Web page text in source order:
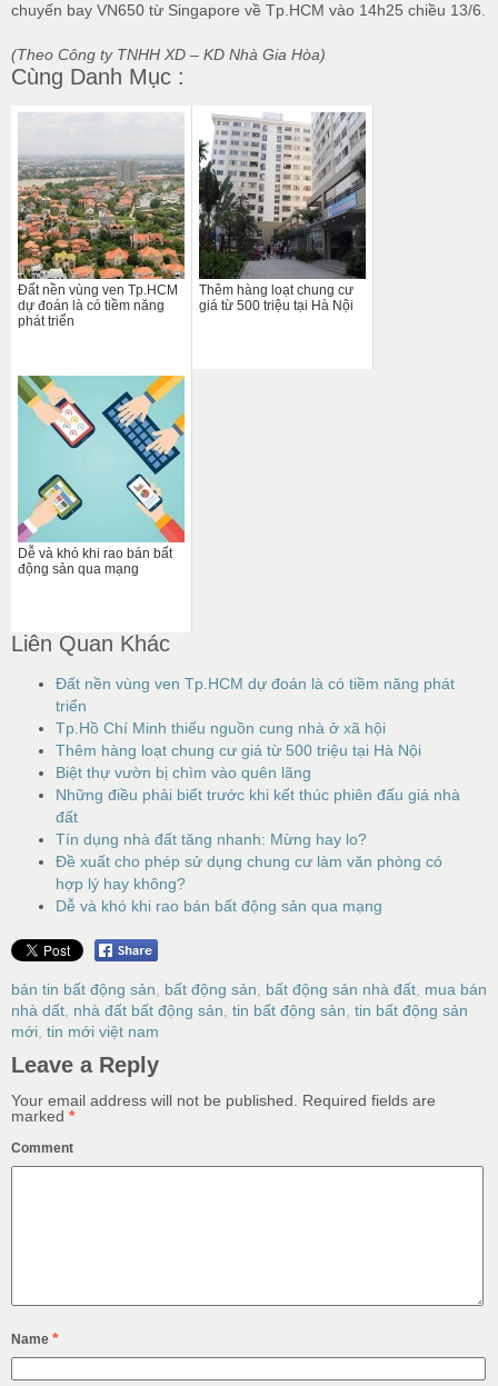
chuyến bay VN650 từ Singapore về Tp.HCM vào 14h25 chiều 13/6.
(Theo Công ty TNHH XD – KD Nhà Gia Hòa)
Cùng Danh Mục :
Đất nền vùng ven Tp.HCM
dự đoán là có tiềm năng
phát triển
Thêm hàng loạt chung cư
giá từ 500 triệu tại Hà Nội
Dễ và khó khi rao bán bất
động sản qua mạng
Liên Quan Khác
Đất nền vùng ven Tp.HCM dự đoán là có tiềm năng phát
triển
Tp.Hồ Chí Minh thiếu nguồn cung nhà ở xã hội
Thêm hàng loạt chung cư giá từ 500 triệu tại Hà Nội
Biệt thự vườn bị chìm vào quên lãng
Những điều phải biết trước khi kết thúc phiên đấu giá nhà
đất
Tín dụng nhà đất tăng nhanh: Mừng hay lo?
Đề xuất cho phép sử dụng chung cư làm văn phòng có
hợp lý hay không?
Dễ và khó khi rao bán bất động sản qua mạng
bản tin bất động sản bất động sản bất động sản nhà đất mua bán
nhà dất nhà đất bất động sản tin bất động sản tin bất động sản
mới tin mới việt nam
Leave a Reply
Your email address will not be published.
Required fields are
marked *
Comment
Name *